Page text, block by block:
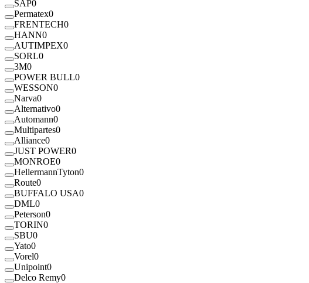
SAP0
Permatex0
FRENTECH0
HANN0
AUTIMPEX0
SORL0
3M0
POWER BULL0
WESSON0
Narva0
Alternativo0
Automann0
Multipartes0
Alliance0
JUST POWER0
MONROE0
HellermannTyton0
Route0
BUFFALO USA0
DML0
Peterson0
TORIN0
SBU0
Yato0
Vorel0
Unipoint0
Delco Remy0